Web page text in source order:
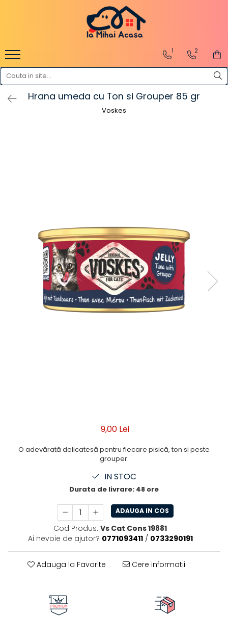
Pachete promotionale
Pachete promotionale
Pachete promotionale
Test gratuit 1 2
Hrana umeda cu Ton si Grouper 85 gr
Voskes
9,00 Lei
O adevărată delicatesă pentru fiecare pisică, ton si peste
grouper.
IN STOC
Durata de livrare: 48 ore
ADAUGA IN COS
Cod Produs: Vs Cat Cons 19881
Ai nevoie de ajutor? 0771093411 / 0733290191
Adauga la Favorite Cere informatii